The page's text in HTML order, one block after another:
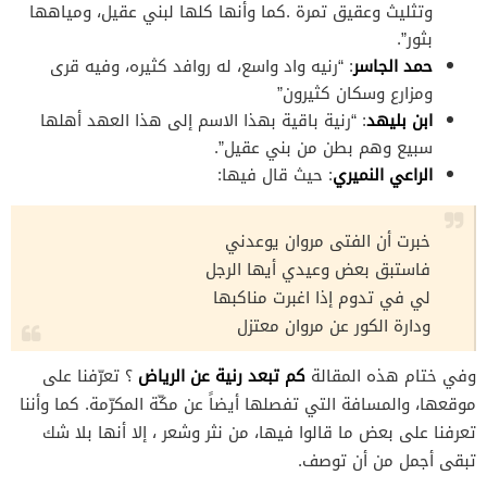
وتثليث وعقيق تمرة .كما وأنها كلها لبني عقيل، ومياهها
بثور”.
حمد الجاسر: “رنيه واد واسع، له روافد كثيره، وفيه قرى
ومزارع وسكان كثيرون”
ابن بليهد: “رنية باقية بهذا الاسم إلى هذا العهد أهلها
سبيع وهم بطن من بني عقيل”.
الراعي النميري: حيث قال فيها:
خبرت أن الفتى مروان يوعدني
فاستبق بعض وعيدي أيها الرجل
لي في تدوم إذا اغبرت مناكبها
ودارة الكور عن مروان معتزل
وفي ختام هذه المقالة كم تبعد رنية عن الرياض ؟ تعرّفنا على
موقعها، والمسافة التي تفصلها أيضاً عن مكّة المكرّمة. كما وأننا
تعرفنا على بعض ما قالوا فيها، من نثر وشعر ، إلا أنها بلا شك
تبقى أجمل من أن توصف.